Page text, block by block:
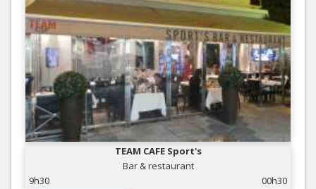
TEAM CAFE Sport's
Bar & restaurant
9h30
00h30